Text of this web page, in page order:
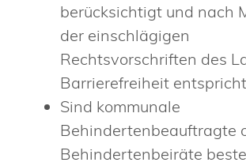
berücksichtigt und nach
der einschlägigen
Rechtsvorschriften des
Barrierefreiheit entspricht
Sind kommunale
Behindertenbeauftragte
Behindertenbeiräte